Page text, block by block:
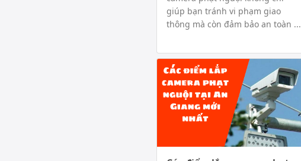
giúp bạn tránh vi phạm giao
thông mà còn đảm bảo an toàn ...